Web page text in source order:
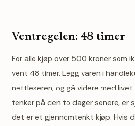
Ventregelen: 48 timer
For alle kjøp over 500 kroner som
vent 48 timer. Legg varen i
nettleseren, og gå videre med
tenker på den to dager senere, er
det er et gjennomtenkt kjøp. Hvis